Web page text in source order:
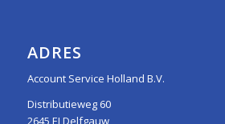
ADRES
Account Service Holland B.V.
Distributieweg 60
2645 EJ Delfgauw